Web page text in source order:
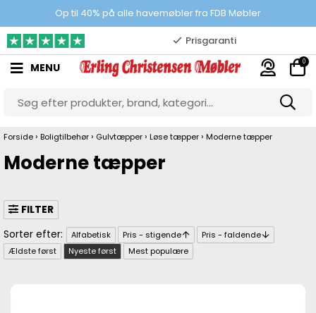
Op til 40% på alle havemøbler fra FDB Møbler
Prisgaranti
10.000 m2 showroom
Gratis & gode parkeringsforhold
MENU 0
Forside › Boligtilbehør › Gulvtæpper › Løse tæpper › Moderne tæpper
Moderne tæpper
FILTER
Alfabetisk Pris - stigende
Pris - faldende
Ældste først
Nyeste først Mest populære